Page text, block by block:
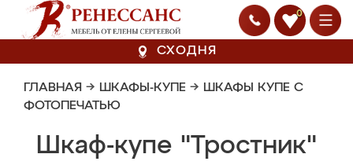
0
СХОДНЯ
ГЛАВНАЯ → ШКАФЫ-КУПЕ → ШКАФЫ КУПЕ С
ФОТОПЕЧАТЬЮ
Шкаф-купе "Тростник"